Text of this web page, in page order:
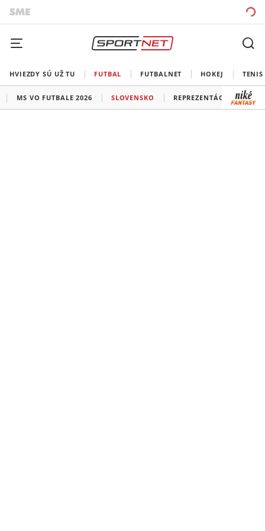
HVIEZDY SÚ UŽ TU FUTBAL FUTBALNET HOKEJ TENIS
MS VO FUTBALE 2026 SLOVENSKO REPREZENTÁCIE